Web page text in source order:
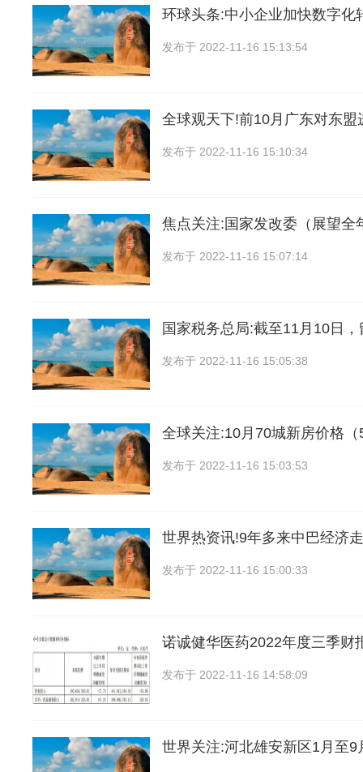
环球头条:中小企业加快数字化
发布于 2022-11-16 15:13:54
全球观天下!前10月广东对东盟
发布于 2022-11-16 15:10:34
焦点关注:国家发改委（展望全
发布于 2022-11-16 15:07:14
国家税务总局:截至11月10日
发布于 2022-11-16 15:05:38
全球关注:10月70城新房价格
发布于 2022-11-16 15:03:53
世界热资讯!9年多来中巴经济
发布于 2022-11-16 15:00:33
诺诚健华医药2022年度三季财
发布于 2022-11-16 14:58:09
世界关注:河北雄安新区1月至9